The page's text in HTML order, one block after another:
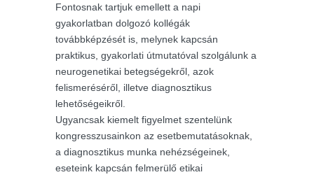
Fontosnak tartjuk emellett a napi
gyakorlatban dolgozó kollégák
továbbképzését is, melynek kapcsán
praktikus, gyakorlati útmutatóval szolgálunk a
neurogenetikai betegségekről, azok
felismeréséről, illetve diagnosztikus
lehetőségeikről.
Ugyancsak kiemelt figyelmet szentelünk
kongresszusainkon az esetbemutatásoknak,
a diagnosztikus munka nehézségeinek,
eseteink kapcsán felmerülő etikai